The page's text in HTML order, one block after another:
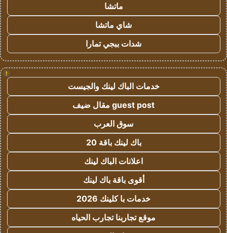
ماتشا
شاي ماتشا
شدات ببجي تمارا
!
خدمات الباك لينك والجيست
guest post مقال ضيف
سوق العرب
باك لينك باقة 20
اعلانات الباك لينك
أقوى باقة باك لينك
خدمات با كلينك 2026
موقع تجاربنا تجارب الحياه